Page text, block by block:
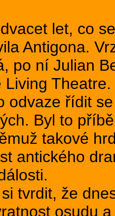
let, co
Antigona.
po ní Julian
Living
odvaze řídit
Byl to
takové
antického
že dnes
osudu